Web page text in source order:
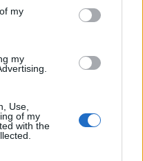
my
my
Use,
of my
with the
καμπή στη
την αναβολή της
ασύλου